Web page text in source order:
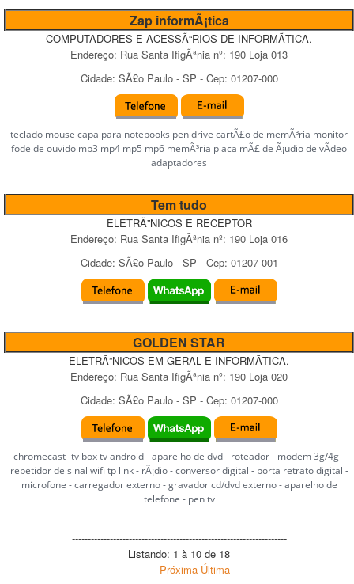
Zap informÃ¡tica
COMPUTADORES E ACESSÃ“RIOS DE INFORMÃTICA.
Endereço: Rua Santa IfigÃªnia nº: 190 Loja 013
Cidade: SÃ£o Paulo- SP - Cep: 01207-000
teclado mouse capa para notebooks pen drive cartÃ£o de memÃ³ria monitor
fode de ouvido mp3 mp4 mp5 mp6 memÃ³ria placa mÃ£ de Ã¡udio de vÃ­deo
adaptadores
Tem tudo
ELETRÃ”NICOS E RECEPTOR
Endereço: Rua Santa IfigÃªnia nº: 190 Loja 016
Cidade: SÃ£o Paulo- SP - Cep: 01207-001
GOLDEN STAR
ELETRÃ”NICOS EM GERAL E INFORMÃTICA.
Endereço: Rua Santa IfigÃªnia nº: 190 Loja 020
Cidade: SÃ£o Paulo- SP - Cep: 01207-000
chromecast -tv box tv android - aparelho de dvd - roteador - modem 3g/4g -
repetidor de sinal wifi tp link - rÃ¡dio - conversor digital - porta retrato digital -
microfone - carregador externo - gravador cd/dvd externo - aparelho de
telefone - pen tv
--------------------------------------------------------------------
Listando: 1 à 10 de 18
Próxima Última